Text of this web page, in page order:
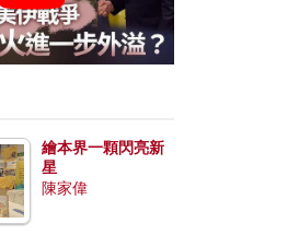
繪本界一顆閃亮新
星
陳家偉